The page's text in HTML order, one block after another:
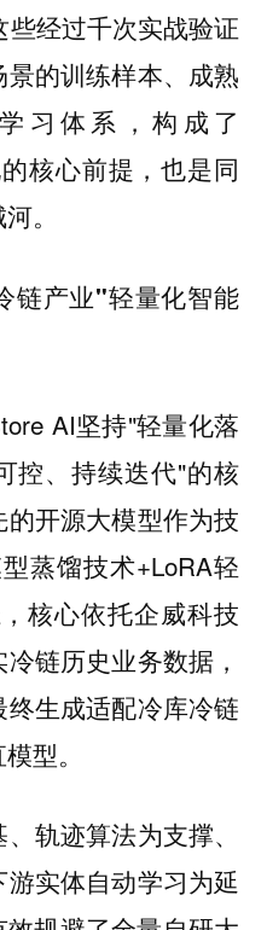
些经过千次实战验证
的训练样本、成熟
习体系，构成了
核心前提，也是同
。
链产业"轻量化智能
AI坚持"轻量化落
控、持续迭代"的核
开源大模型作为技
蒸馏技术+LoRA轻
核心依托企威科技
链历史业务数据，
生成适配冷库冷链
型。
轨迹算法为支撑、
实体自动学习为延